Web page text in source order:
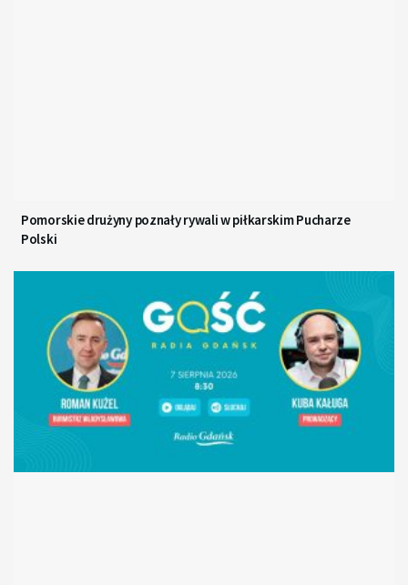
Pomorskie drużyny poznały rywali w piłkarskim Pucharze
Polski